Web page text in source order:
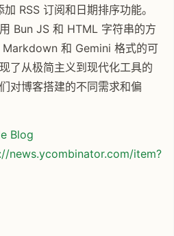
RSS 订阅和日期排序功能。
Bun JS 和 HTML 字符串的方
Markdown 和 Gemini 格式的可
了从极简主义到现代化工具的
对博客搭建的不同需求和偏
Blog
news.ycombinator.com/item?